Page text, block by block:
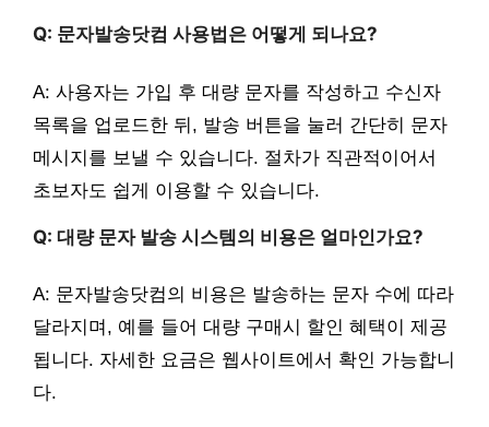
Q: 문자발송닷컴 사용법은 어떻게 되나요?
A: 사용자는 가입 후 대량 문자를 작성하고 수신자
목록을 업로드한 뒤, 발송 버튼을 눌러 간단히 문자
메시지를 보낼 수 있습니다. 절차가 직관적이어서
초보자도 쉽게 이용할 수 있습니다.
Q: 대량 문자 발송 시스템의 비용은 얼마인가요?
A: 문자발송닷컴의 비용은 발송하는 문자 수에 따라
달라지며, 예를 들어 대량 구매시 할인 혜택이 제공
됩니다. 자세한 요금은 웹사이트에서 확인 가능합니
다.